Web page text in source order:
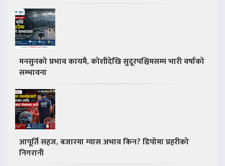
मनसुनको प्रभाव कायमै, कोशीदेखि सुदूरपश्चिमसम्म भारी वर्षाको
सम्भावना
आपूर्ति सहज, बजारमा ग्यास अभाव किन? डिपोमा प्रहरीको
निगरानी